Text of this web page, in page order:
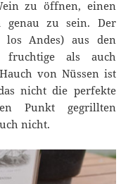
zu öffnen, einen
genau zu sein. Der
los Andes) aus den
als auch
von Nüssen ist
nicht die perfekte
Punkt gegrillten
nicht.